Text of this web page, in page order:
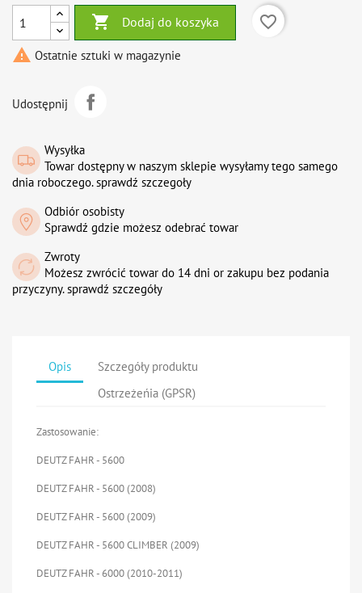
 Dodaj do koszyka
favorite_border
 Ostatnie sztuki w magazynie
Udostępnij
Wysyłka
Towar dostępny w naszym sklepie wysyłamy tego samego
dnia roboczego. sprawdź szczegoły
Odbiór osobisty
Sprawdź gdzie możesz odebrać towar
Zwroty
Możesz zwrócić towar do 14 dni or zakupu bez podania
przyczyny. sprawdź szczegóły
Opis
Szczegóły produktu
Ostrzeżeńia (GPSR)
Zastosowanie:
DEUTZ FAHR - 5600
DEUTZ FAHR - 5600 (2008)
DEUTZ FAHR - 5600 (2009)
DEUTZ FAHR - 5600 CLIMBER (2009)
DEUTZ FAHR - 6000 (2010-2011)